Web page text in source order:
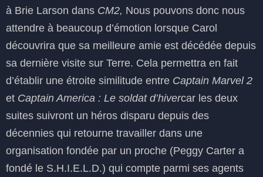
à Brie Larson dans CM2, Nous pouvons donc nous
attendre à beaucoup d’émotion lorsque Carol
découvrira que sa meilleure amie est décédée depuis
sa dernière visite sur Terre. Cela permettra en fait
d’établir une étroite similitude entre Captain Marvel 2
et Captain America : Le soldat d’hivercar les deux
suites suivront un héros disparu depuis des
décennies qui retourne travailler dans une
organisation fondée par un proche (Peggy Carter a
fondé le S.H.I.E.L.D.) qui compte parmi ses agents